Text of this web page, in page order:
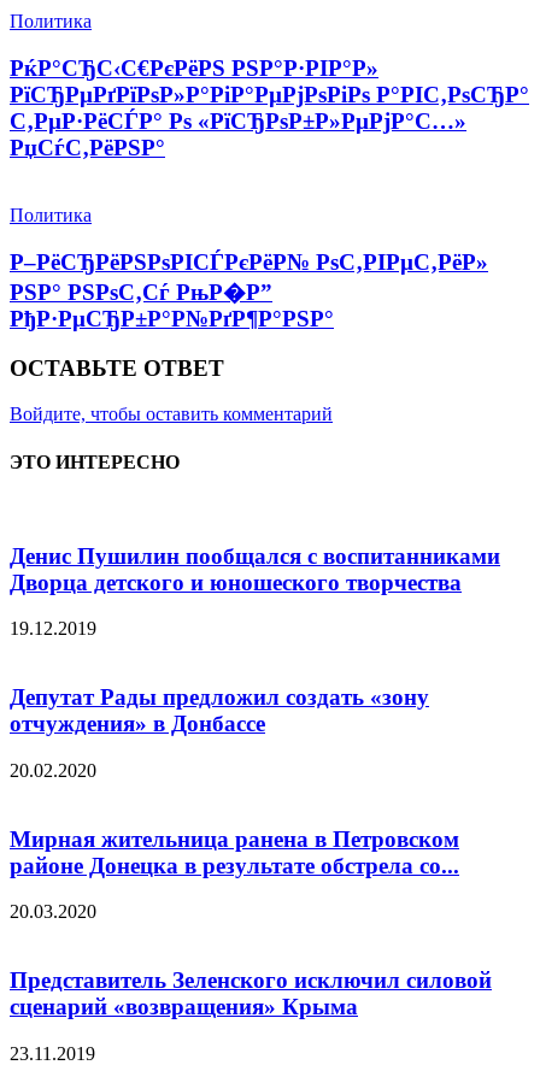
Политика
РќР°СЂС‹С€РєРёРЅ РЅР°Р·РІР°Р»
РїСЂРµРґРїРѕР»Р°РіР°РµРјРѕРіРѕ Р°РІС‚РѕСЂР°
С‚РµР·РёСЃР° Рѕ «РїСЂРѕР±Р»РµРјР°С…»
РџСѓС‚РёРЅР°
Политика
Р–РёСЂРёРЅРѕРІСЃРєРёР№ РѕС‚РІРµС‚РёР»
РЅР° РЅРѕС‚Сѓ РњР�Р”
РђР·РµСЂР±Р°Р№РґР¶Р°РЅР°
ОСТАВЬТЕ ОТВЕТ
Войдите, чтобы оставить комментарий
ЭТО ИНТЕРЕСНО
Денис Пушилин пообщался с воспитанниками
Дворца детского и юношеского творчества
19.12.2019
Депутат Рады предложил создать «зону
отчуждения» в Донбассе
20.02.2020
Мирная жительница ранена в Петровском
районе Донецка в результате обстрела со...
20.03.2020
Представитель Зеленского исключил силовой
сценарий «возвращения» Крыма
23.11.2019